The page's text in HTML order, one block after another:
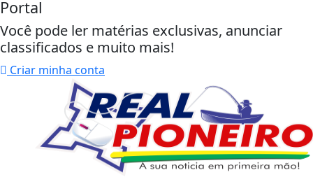
Portal
Você pode ler matérias exclusivas, anunciar
classificados e muito mais!
Criar minha conta